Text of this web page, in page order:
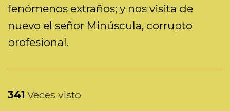
fenómenos extraños; y nos visita de
nuevo el señor Minúscula, corrupto
profesional.
341 Veces visto